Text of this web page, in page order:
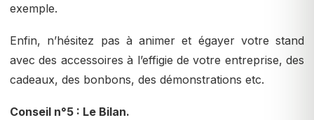
exemple.
Enfin, n’hésitez pas à animer et égayer votre stand
avec des accessoires à l’effigie de votre entreprise, des
cadeaux, des bonbons, des démonstrations etc.
Conseil n°5 : Le Bilan.